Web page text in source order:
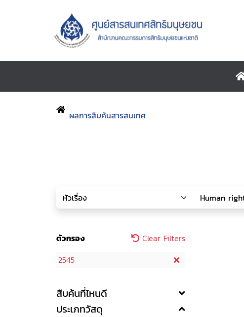
ผลการสืบค้นสารสนเทศ
ตัวกรอง
Clear Filters
2545
สืบค้นที่ไหนดี
ประเภทวัสดุ